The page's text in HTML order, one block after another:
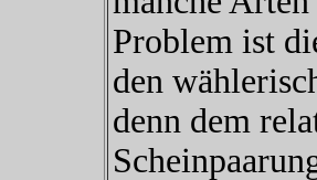
Problem ist
den
denn dem